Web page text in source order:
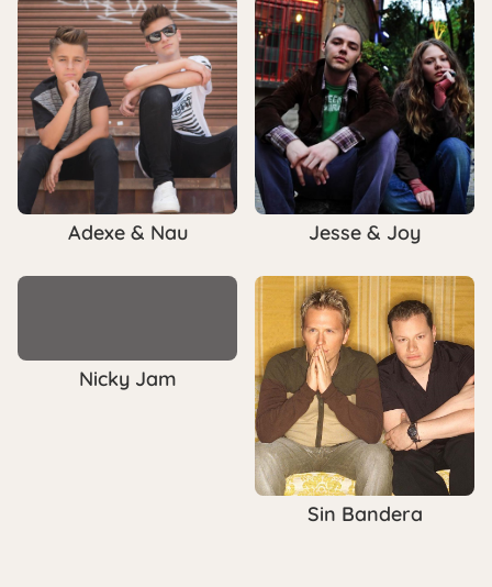
Adexe & Nau Jesse & Joy
Nicky Jam
Sin Bandera